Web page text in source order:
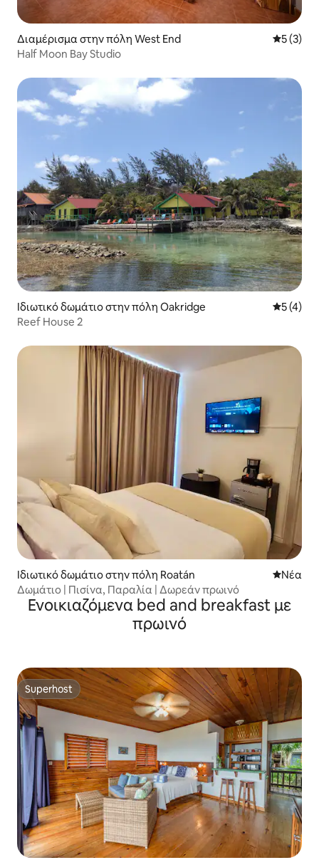
Διαμέρισμα στην πόλη West End Μέση
5 (3)
Half Moon Bay Studio
Ιδιωτικό δωμάτιο στην πόλη Oakridge Μέση
5 (4)
Reef House 2
Ιδιωτικό δωμάτιο στην πόλη Roatán Νέος
Νέα
Δωμάτιο | Πισίνα, Παραλία | Δωρεάν πρωινό
Ενοικιαζόμενα bed and breakfast με
πρωινό
Superhost
Superhost